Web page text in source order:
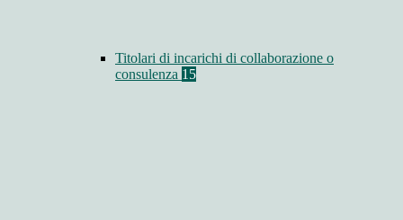
Titolari di incarichi di collaborazione o
consulenza 15